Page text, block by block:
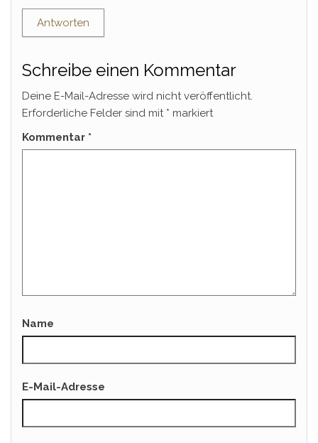
Antworten
Schreibe einen Kommentar
Deine E-Mail-Adresse wird nicht veröffentlicht.
Erforderliche Felder sind mit * markiert
Kommentar *
Name
E-Mail-Adresse